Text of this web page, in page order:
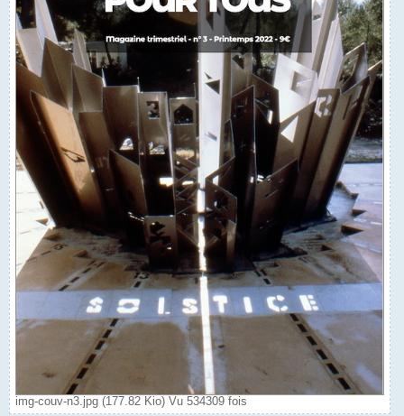
img-couv-n3.jpg (177.82 Kio) Vu 534309 fois